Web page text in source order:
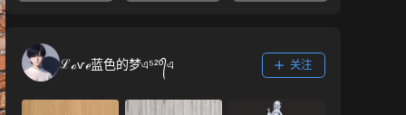
ℒℴѵℯ蓝色的梦এ⁵²º᭄এ 关注